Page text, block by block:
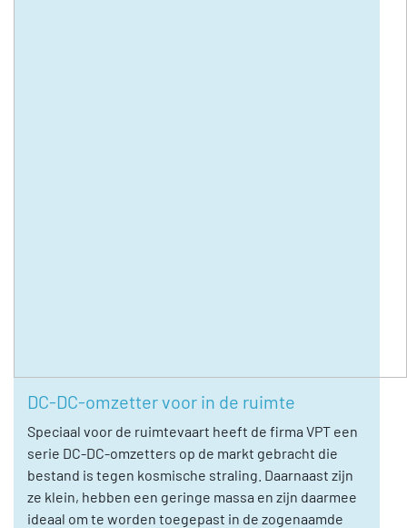
DC-DC-omzetter voor in de ruimte
Speciaal voor de ruimtevaart heeft de firma VPT een
serie DC-DC-omzetters op de markt gebracht die
bestand is tegen kosmische straling. Daarnaast zijn
ze klein, hebben een geringe massa en zijn daarmee
ideaal om te worden toegepast in de zogenaamde